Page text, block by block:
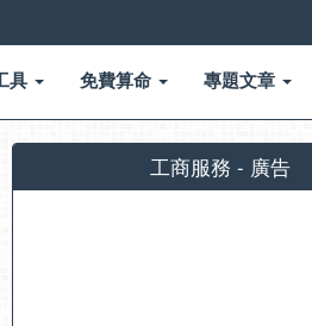
具 免費算命 專題文章
工商服務 - 廣告